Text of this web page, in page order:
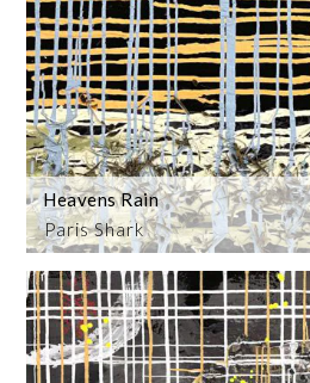
Paris Shark
Heavens Rain